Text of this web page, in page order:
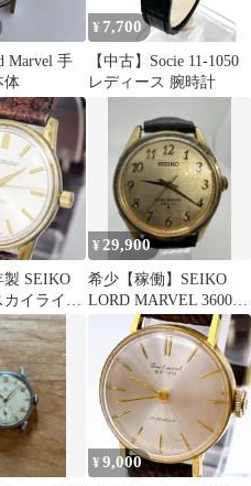
Marvel 手
体
¥ 7,700
【中古】Socie 11-1050
レディース 腕時計
製 SEIKO
イライナ
21石
¥ 29,900
希少【稼働】SEIKO
LORD MARVEL 36000
手巻き W178
¥9,000